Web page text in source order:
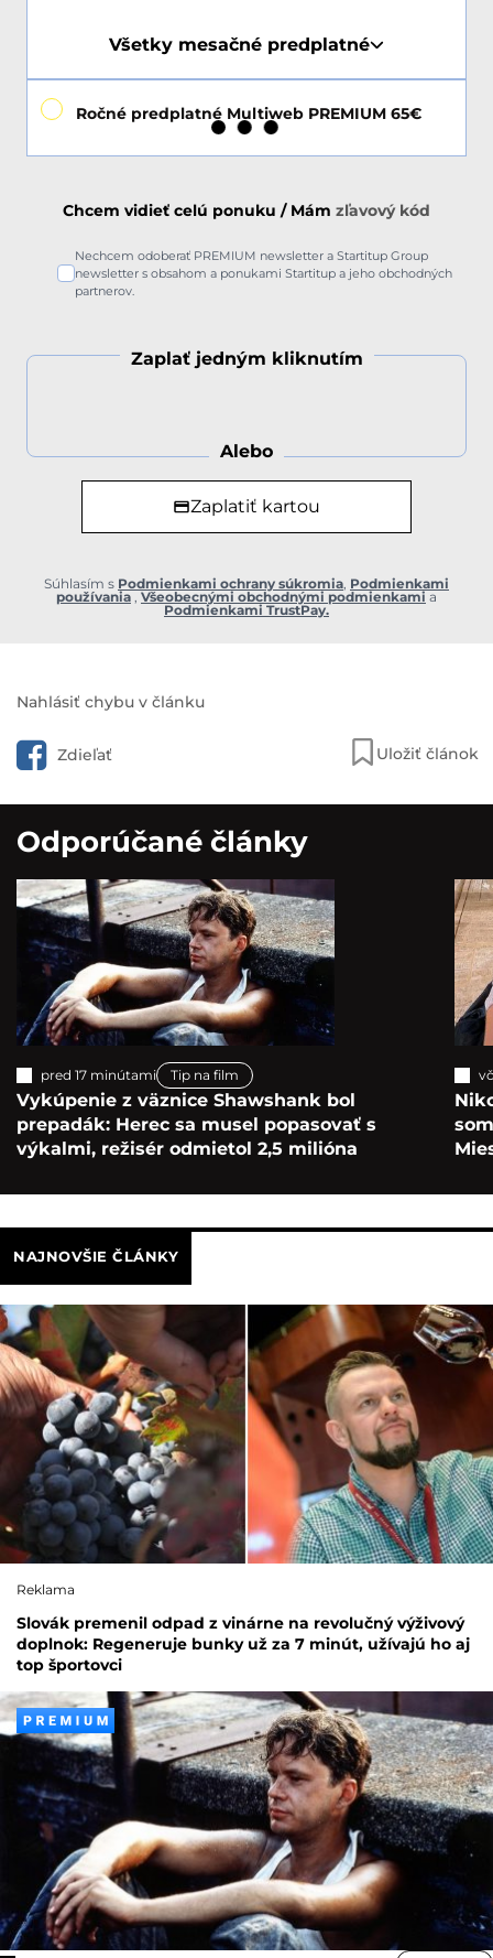
Všetky mesačné predplatné
Ročné predplatné Multiweb PREMIUM 65€
Chcem vidieť celú ponuku / Mám zľavový kód
Nechcem odoberať PREMIUM newsletter a Startitup Group
newsletter s obsahom a ponukami Startitup a jeho obchodných
partnerov.
Zaplať jedným kliknutím
Alebo
Zaplatiť kartou
Súhlasím s Podmienkami ochrany súkromia, Podmienkami
používania , Všeobecnými obchodnými podmienkami a
Podmienkami TrustPay.
Nahlásiť chybu v článku
Zdieľať Uložiť článok
Odporúčané články
pred 17 minútami Tip na film
Vykúpenie z väznice Shawshank bol
prepadák: Herec sa musel popasovať s
výkalmi, režisér odmietol 2,5 milióna
NAJNOVŠIE ČLÁNKY
Reklama
Slovák premenil odpad z vinárne na revolučný výživový
doplnok: Regeneruje bunky už za 7 minút, užívajú ho aj
top športovci